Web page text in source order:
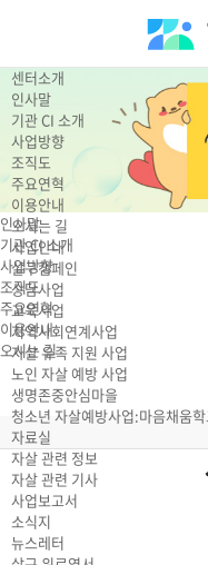
센터소개
인사말
기관 CI 소개
사업방향
조직도
주요연혁
이용안내
오시는 길
사업안내
살구캠페인
상담사업
교육사업
지역사회연계사업
자살 유족 지원 사업
노인 자살 예방 사업
생명존중안심마을
청소년 자살예방사업:마음채움
자료실
자살 관련 정보
자살 관련 기사
사업보고서
소식지
뉴스레터
인사말
기관 CI 소개
사업방향
조직도
주요연혁
이용안내
오시는 길